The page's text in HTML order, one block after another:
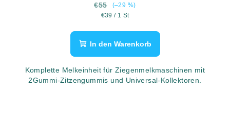
€55
(–29 %)
Verkaufspreis:
€39 / 1 St
In den Warenkorb
Komplette Melkeinheit für Ziegenmelkmaschinen mit
2Gummi-Zitzengummis und Universal-Kollektoren.